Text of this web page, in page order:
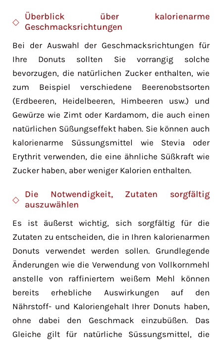
Überblick über kalorienarme
Geschmacksrichtungen
Bei der Auswahl der Geschmacksrichtungen für
Ihre Donuts sollten Sie vorrangig solche
bevorzugen, die natürlichen Zucker enthalten, wie
zum Beispiel verschiedene Beerenobstsorten
(Erdbeeren, Heidelbeeren, Himbeeren usw.) und
Gewürze wie Zimt oder Kardamom, die auch einen
natürlichen Süßungseffekt haben. Sie können auch
kalorienarme Süssungsmittel wie Stevia oder
Erythrit verwenden, die eine ähnliche Süßkraft wie
Zucker haben, aber weniger Kalorien enthalten.
Die Notwendigkeit, Zutaten sorgfältig
auszuwählen
Es ist äußerst wichtig, sich sorgfältig für die
Zutaten zu entscheiden, die in Ihren kalorienarmen
Donuts verwendet werden sollen. Grundlegende
Änderungen wie die Verwendung von Vollkornmehl
anstelle von raffiniertem weißem Mehl können
bereits erhebliche Auswirkungen auf den
Nährstoff- und Kaloriengehalt Ihrer Donuts haben,
ohne dabei den Geschmack einzubüßen. Das
Gleiche gilt für natürliche Süssungsmittel, die